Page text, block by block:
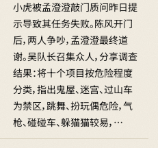
小虎被孟澄澄敲门质问昨日提
示导致其任务失败。陈风开门
后，两人争吵，孟澄澄最终道
谢。吴队长召集众人，分享调查
结果：将十个项目按危险程度
分类，指出鬼屋、迷宫、过山车
为禁区，跳舞、扮玩偶危险，气
枪、碰碰车、躲猫猫较易，…